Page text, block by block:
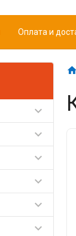
Оплата и






